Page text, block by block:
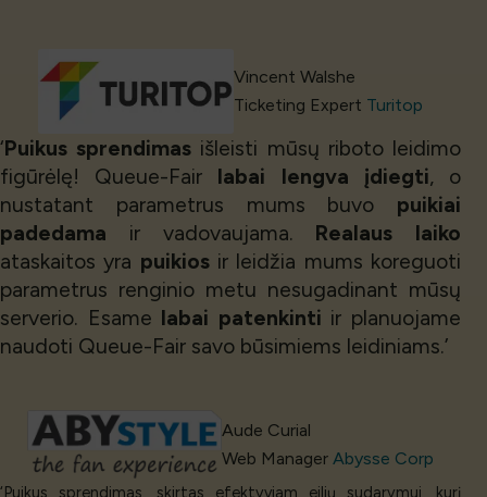
Vincent Walshe
Ticketing Expert Turitop
‘Puikus sprendimas išleisti mūsų riboto leidimo
figūrėlę! Queue-Fair labai lengva įdiegti, o
nustatant parametrus mums buvo puikiai
padedama ir vadovaujama. Realaus laiko
ataskaitos yra puikiosir leidžia mums koreguoti
parametrus renginio metu nesugadinant mūsų
serverio. Esame labai patenkinti ir planuojame
naudoti Queue-Fair savo būsimiems leidiniams.’
Aude Curial
Web Manager Abysse Corp
‘Puikus sprendimas, skirtas efektyviam eilių sudarymui, kurį